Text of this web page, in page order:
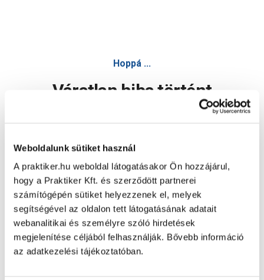
Weboldalunk sütiket használ
A praktiker.hu weboldal látogatásakor Ön hozzájárul,
hogy a Praktiker Kft. és szerződött partnerei
számítógépén sütiket helyezzenek el, melyek
segítségével az oldalon tett látogatásának adatait
webanalitikai és személyre szóló hirdetések
megjelenítése céljából felhasználják. Bővebb információ
az adatkezelési tájékoztatóban.
Hoppá ...
Váratlan hiba történt
Oldal újratöltése